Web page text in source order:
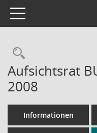
Toggle navigation
Aufsichtsrat
2008
Informationen